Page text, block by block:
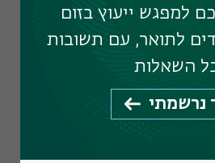
לחינוך – תארים
– תארים
למפגש ייעוץ בזום
לתואר, עם תשובות
השאלות
נרשמתי